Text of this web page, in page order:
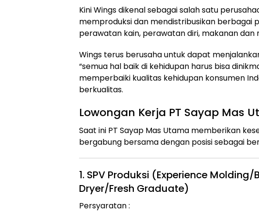
Kini Wings dikenal sebagai salah satu
memproduksi dan mendistribusikan berbagai
perawatan kain, perawatan diri, makanan dan
Wings terus berusaha untuk dapat
“semua hal baik di kehidupan harus bisa
memperbaiki kualitas kehidupan konsumen
berkualitas.
Lowongan Kerja PT Sayap Mas
Saat ini PT Sayap Mas Utama memberikan
bergabung bersama dengan posisi sebagai
1. SPV Produksi (Experience
Dryer/Fresh Graduate)
Persyaratan :